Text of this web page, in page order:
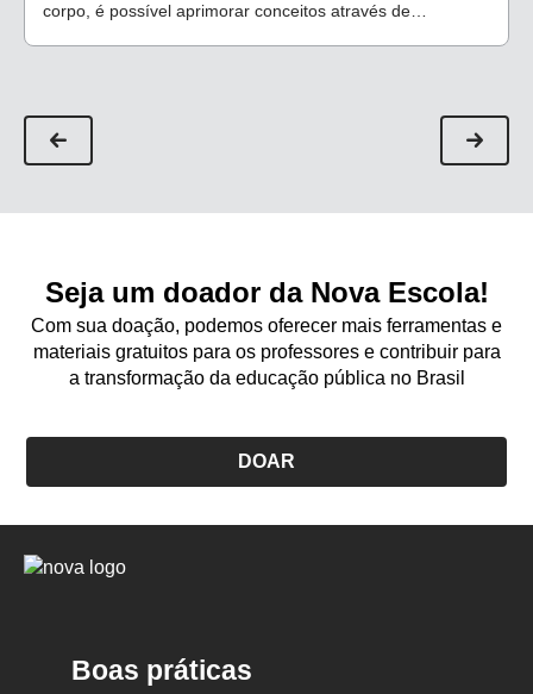
corpo, é possível aprimorar conceitos através de
Seja um doador da Nova Escola!
Com sua doação, podemos oferecer mais ferramentas e
materiais gratuitos para os professores e contribuir para
a transformação da educação pública no Brasil
DOAR
Logo
Boas práticas